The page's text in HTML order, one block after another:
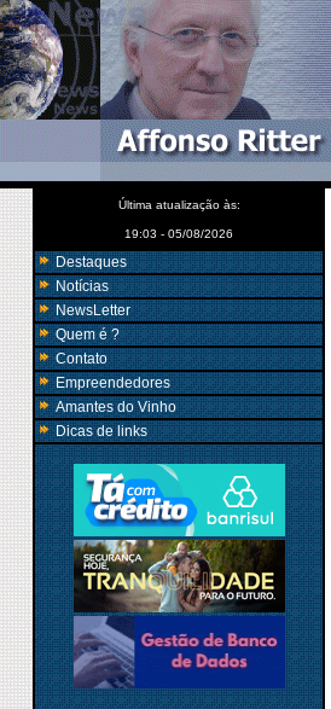
Última atualização às:
19:03 - 05/08/2026
Destaques
Notícias
NewsLetter
Quem é ?
Contato
Empreendedores
Amantes do Vinho
Dicas de links